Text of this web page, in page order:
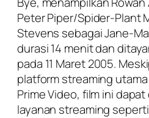
Peter Piper/Spider-Plant
Stevens sebagai Jane-
durasi 14 menit dan
pada 11 Maret 2005.
platform streaming
Prime Video, film ini
layanan streaming